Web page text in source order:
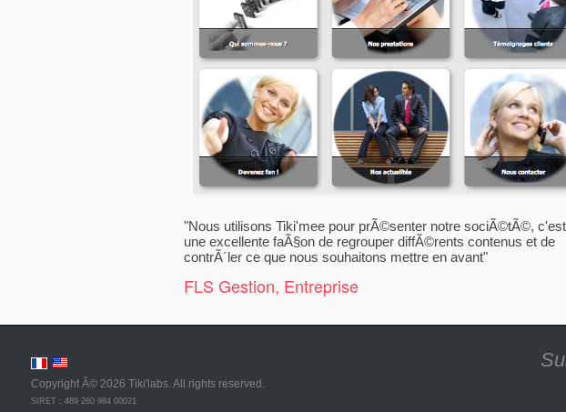
"Nous utilisons Tiki'mee pour prÃ©senter notre sociÃ©tÃ©, c'est
une excellente faÃ§on de regrouper diffÃ©rents contenus et de
contrÃ´ler ce que nous souhaitons mettre en avant"
FLS Gestion, Entreprise
Copyright Â© 2026 Tiki'labs. All rights reserved.
SIRET : 489 260 984 00021